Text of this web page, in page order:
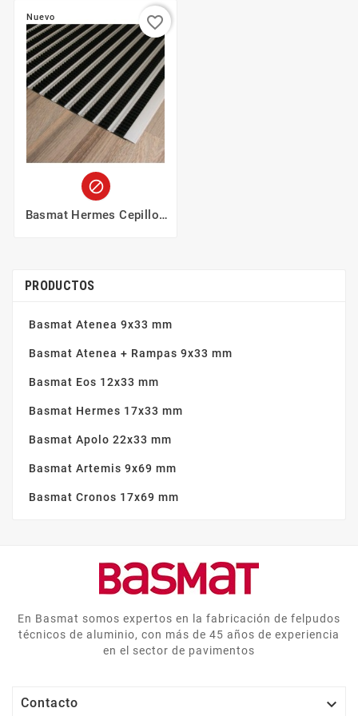
Nuevo

Basmat Hermes Cepillos
favorite_border
PRODUCTOS
Basmat Atenea 9x33 mm
Basmat Atenea + Rampas 9x33 mm
Basmat Eos 12x33 mm
Basmat Hermes 17x33 mm
Basmat Apolo 22x33 mm
Basmat Artemis 9x69 mm
Basmat Cronos 17x69 mm
En Basmat somos expertos en la fabricación de felpudos
técnicos de aluminio, con más de 45 años de experiencia
en el sector de pavimentos
Contacto 